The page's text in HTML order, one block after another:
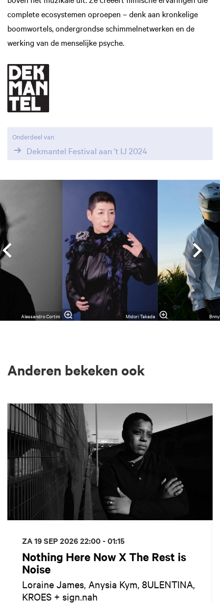
complete ecosystemen oproepen – denk aan kronkelige
boomwortels, ondergrondse schimmelnetwerken en de
werking van de menselijke psyche.
Onderdeel van
Dekmantel Festival aan 't IJ 2024
Alessandro Cortini Midori Takada
Anderen bekeken ook
Nothing Here Now X The Rest is
Noise
Loraine James, Anysia Kym, 8ULENTINA,
KROES + sign.nah
ZA 19 SEP 202622:00 - 01:15